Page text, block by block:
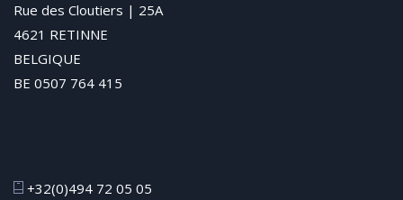
Rue des Cloutiers | 25A
4621 RETINNE
BELGIQUE
BE 0507 764 415
+32(0)494 72 05 05